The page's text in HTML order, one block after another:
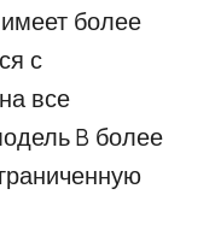
более
с
все
B более